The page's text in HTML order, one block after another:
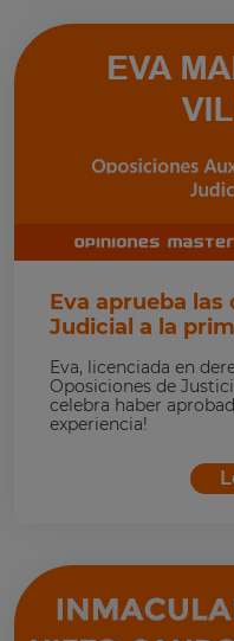
Eva aprueba
Judicial a la
Eva, licenciada en
Oposiciones de
celebra haber
experiencia!